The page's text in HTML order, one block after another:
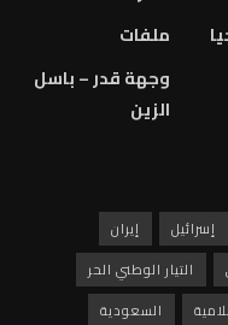
ملفات
وجهة قدر – باسل
الزين
إسرائيل
إيران
التيار الوطني الحر
السعودية